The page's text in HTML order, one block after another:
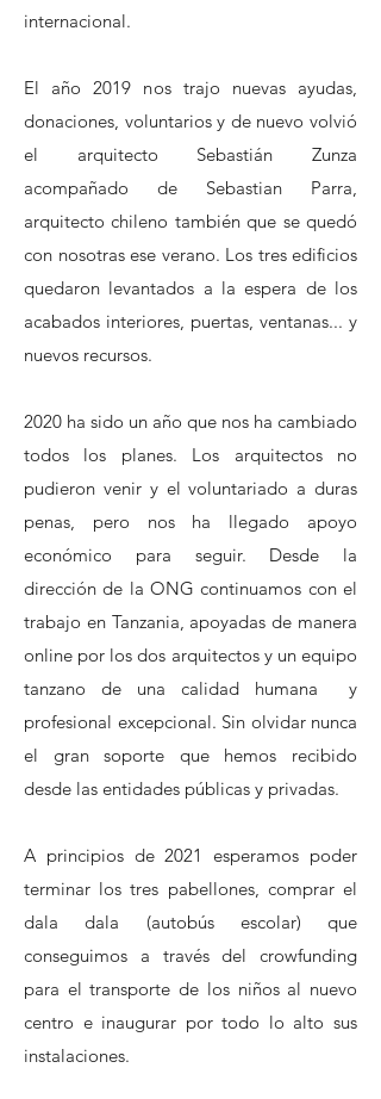
internacional.
El año 2019 nos trajo nuevas ayudas,
donaciones, voluntarios y de nuevo volvió
el arquitecto Sebastián Zunza
acompañado de Sebastian Parra,
arquitecto chileno también que se quedó
con nosotras ese verano. Los tres edificios
quedaron levantados a la espera de los
acabados interiores, puertas, ventanas... y
nuevos recursos.
2020 ha sido un año que nos ha cambiado
todos los planes. Los arquitectos no
pudieron venir y el voluntariado a duras
penas, pero nos ha llegado apoyo
económico para seguir. Desde la
dirección de la ONG continuamos con el
trabajo en Tanzania, apoyadas de manera
online por los dos arquitectos y un equipo
tanzano de una calidad humana y
profesional excepcional. Sin olvidar nunca
el gran soporte que hemos recibido
desde las entidades públicas y privadas.
A principios de 2021 esperamos poder
terminar los tres pabellones, comprar el
dala dala (autobús escolar) que
conseguimos a través del crowfunding
para el transporte de los niños al nuevo
centro e inaugurar por todo lo alto sus
instalaciones.